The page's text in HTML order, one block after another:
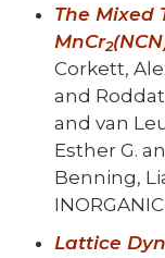
The Mixed
MnCr2
Corkett,
and
and van
Esther G.
Benning,
Lattice